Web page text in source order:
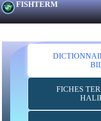
FISHTERM
FICHES